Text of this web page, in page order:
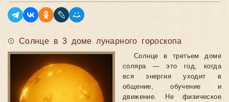
☉ Солнце в 3 доме лунарного гороскопа
Солнце в третьем доме
соляра — это год, когда
вся энергия уходит в
общение, обучение и
движение. Не физическое